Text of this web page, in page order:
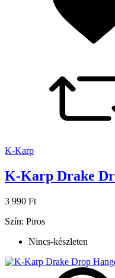
K-Karp
K-Karp Drake
3 990 Ft
Szín: Piros
Nincs-készleten